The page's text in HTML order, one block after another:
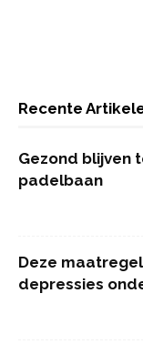
Recente
Gezond blijven
padelbaan
Deze
depressies